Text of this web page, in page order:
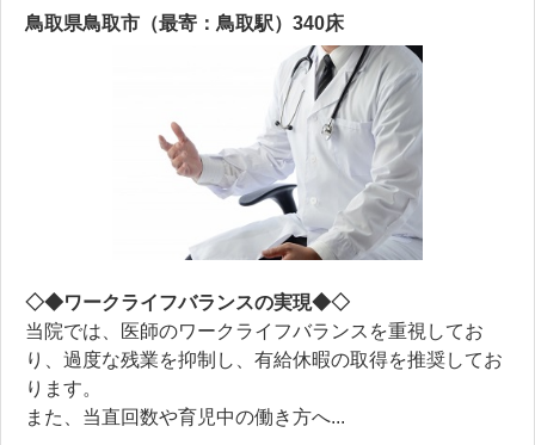
鳥取県鳥取市（最寄：鳥取駅）340床
◇◆ワークライフバランスの実現◆◇
当院では、医師のワークライフバランスを重視してお
り、過度な残業を抑制し、有給休暇の取得を推奨してお
ります。
また、当直回数や育児中の働き方へ...